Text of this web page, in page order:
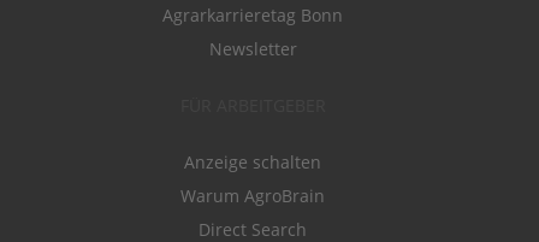
Agrarkarrieretag Bonn
Newsletter
Anzeige schalten
Warum AgroBrain
Direct Search